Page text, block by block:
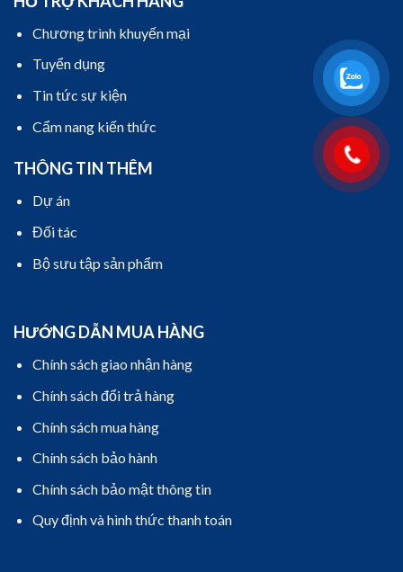
Chương trình khuyến mại
Tuyển dụng
Tin tức sự kiện
Cẩm nang kiến thức
THÔNG TIN THÊM
Dự án
Đối tác
Bộ sưu tập sản phẩm
HƯỚNG DẪN MUA HÀNG
Chính sách giao nhận hàng
Chính sách đổi trả hàng
Chính sách mua hàng
Chính sách bảo hành
Chính sách bảo mật thông tin
Quy định và hình thức thanh toán